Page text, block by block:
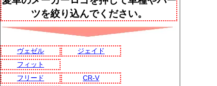
ツを絞り込んでください。
ヴェゼル
ジェイド
フィット
フリード
CR-V